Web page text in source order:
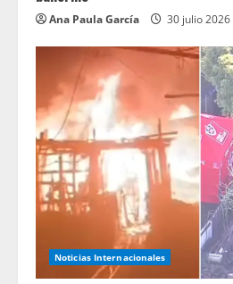
Ana Paula García 30 julio 2026
Noticias Internacionales